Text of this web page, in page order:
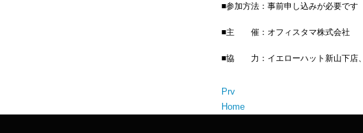
■参加方法：事前申し込みが必要です
■主 催：オフィスタマ株式会社
■協 力：イエローハット新山下店、
Prv
Home